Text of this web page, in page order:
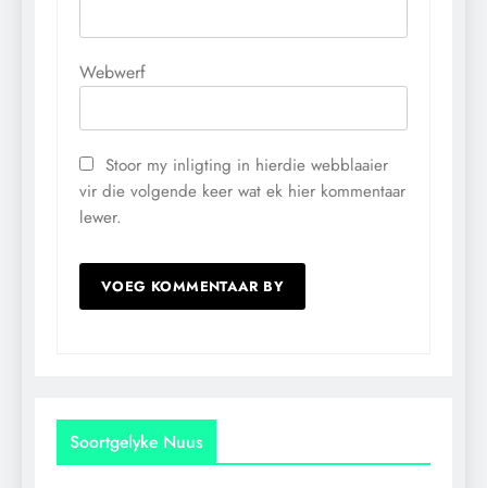
Webwerf
Stoor my inligting in hierdie webblaaier
vir die volgende keer wat ek hier kommentaar
lewer.
Soortgelyke Nuus